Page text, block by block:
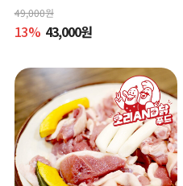
49,000원
13% 43,000원